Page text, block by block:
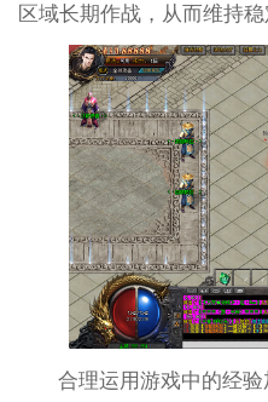
区域长期作战，从而维持稳
合理运用游戏中的经